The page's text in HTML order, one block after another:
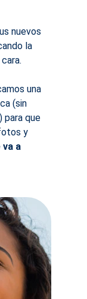
nuevos
la
una
(sin
para que
y
a